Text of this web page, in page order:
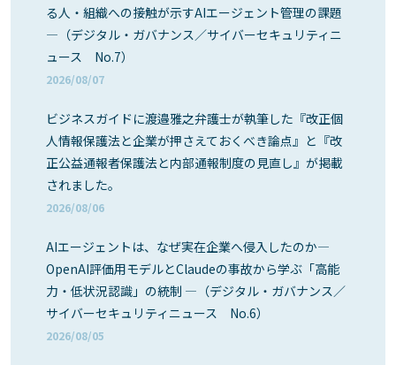
る人・組織への接触が示すAIエージェント管理の課題
―（デジタル・ガバナンス／サイバーセキュリティニ
ュース No.7）
2026/08/07
ビジネスガイドに渡邉雅之弁護士が執筆した『改正個
人情報保護法と企業が押さえておくべき論点』と『改
正公益通報者保護法と内部通報制度の見直し』が掲載
されました。
2026/08/06
AIエージェントは、なぜ実在企業へ侵入したのか―
OpenAI評価用モデルとClaudeの事故から学ぶ「高能
力・低状況認識」の統制 ―（デジタル・ガバナンス／
サイバーセキュリティニュース No.6）
2026/08/05